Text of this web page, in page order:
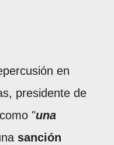
en
presidente de
"una
sanción